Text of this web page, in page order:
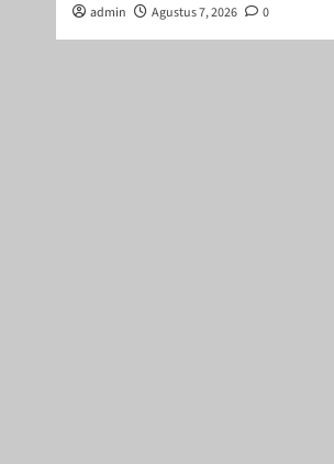
admin Agustus 7, 2026 0